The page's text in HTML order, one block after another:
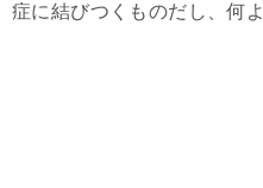
症に結びつくものだし、何